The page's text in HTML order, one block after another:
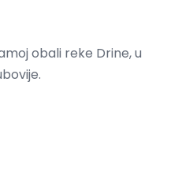
obali reke Drine, u